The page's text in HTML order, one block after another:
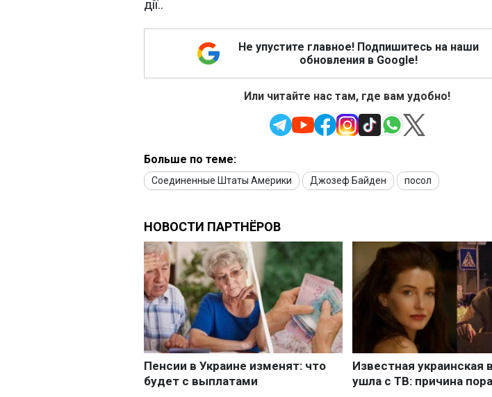
дії..
Не упустите главное! Подпишитесь на наши
обновления в Google!
Или читайте нас там, где вам удобно!
Больше по теме:
Соединенные Штаты Америки Джозеф Байден посол